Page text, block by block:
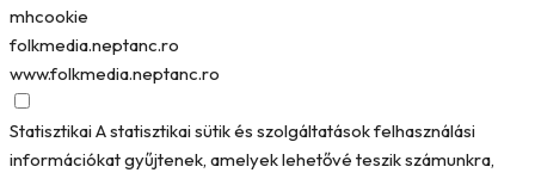
mhcookie
folkmedia.neptanc.ro
www.folkmedia.neptanc.ro
StatisztikaiA statisztikai sütik és szolgáltatások felhasználási
információkat gyűjtenek, amelyek lehetővé teszik számunkra,